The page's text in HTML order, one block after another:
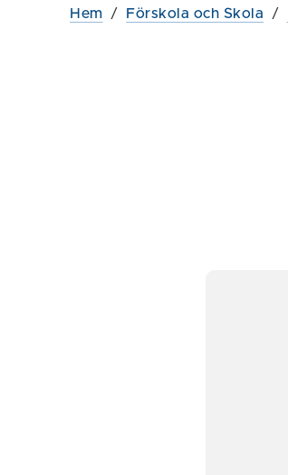
Hem / Förskola och Skola /